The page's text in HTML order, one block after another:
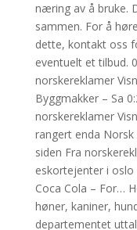
næring av å bruke.
sammen. For å
dette, kontakt oss
eventuelt et tilbud.
norskereklamer
Byggmakker – Sa
norskereklamer
rangert enda
siden Fra
eskortejenter i
Coca Cola – For…
høner, kaniner,
departementet